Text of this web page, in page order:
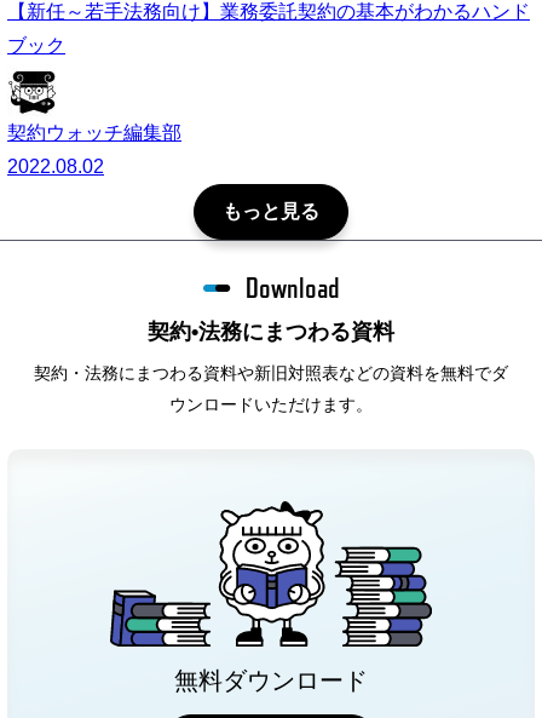
【新任～若手法務向け】業務委託契約の基本がわかるハンド
ブック
契約ウォッチ編集部
2022.08.02
もっと見る
契約•法務にまつわる資料
Download
契約・法務にまつわる資料や新旧対照表などの資料を無料でダ
ウンロードいただけます。
無料ダウンロード